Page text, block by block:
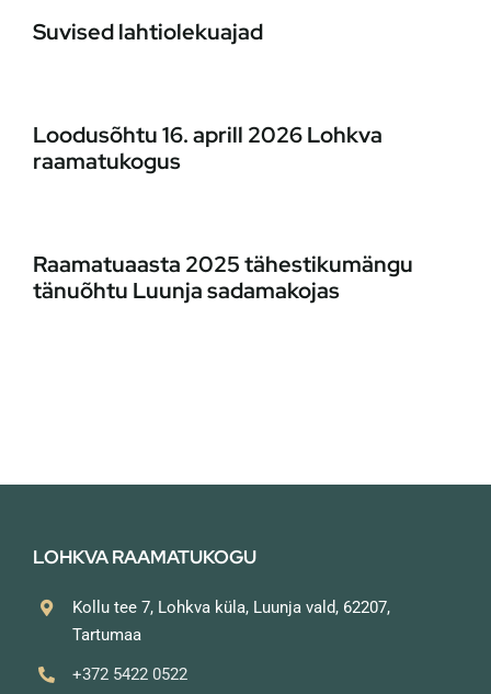
Suvised lahtiolekuajad
Loodusõhtu 16. aprill 2026 Lohkva
raamatukogus
Raamatuaasta 2025 tähestikumängu
tänuõhtu Luunja sadamakojas
LOHKVA RAAMATUKOGU
Kollu tee 7, Lohkva küla, Luunja vald, 62207,
Tartumaa
+372 5422 0522